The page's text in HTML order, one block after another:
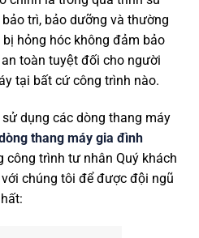
trì, bảo dưỡng và thường
hỏng hóc không đảm bảo
toàn tuyệt đối cho người
tại bất cứ công trình nào.
dụng các dòng thang máy
thang máy gia đình
công trình tư nhân Quý khách
chúng tôi để được đội ngũ